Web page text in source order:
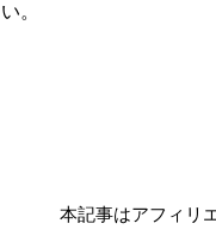
い。
本記事はアフィリ